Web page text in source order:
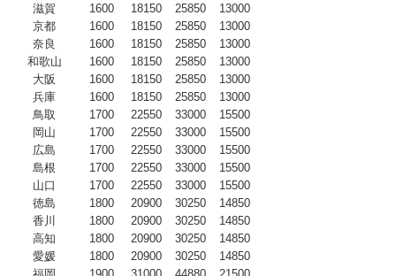
滋賀
1600 18150 25850
13000
京都
1600 18150 25850
13000
奈良
1600 18150 25850
13000
和歌山
1600 18150 25850
13000
大阪
1600 18150 25850
13000
兵庫
1600 18150 25850
13000
鳥取
1700 22550 33000
15500
岡山
1700 22550 33000
15500
広島
1700 22550 33000
15500
島根
1700 22550 33000
15500
山口
1700 22550 33000
15500
徳島
1800 20900 30250
14850
香川
1800 20900 30250
14850
高知
1800 20900 30250
14850
愛媛
1800 20900 30250
14850